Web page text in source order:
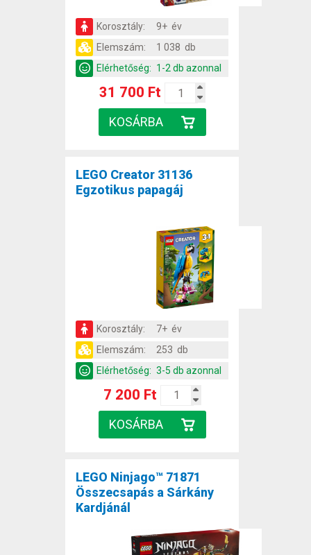
Korosztály:
9+ év
Elemszám:
1 038 db
Elérhetőség: 1-2 db azonnal
31 700 Ft
LEGO Creator 31136
Egzotikus papagáj
Korosztály:
7+ év
Elemszám:
253 db
Elérhetőség: 3-5 db azonnal
7 200 Ft
LEGO Ninjago™ 71871
Összecsapás a Sárkány
Kardjánál